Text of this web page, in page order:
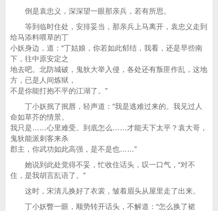
倒是袁忠义，深深望一眼那亲兵，若有所思。
等到临时住处，安排妥当，那亲兵上马离开，袁忠义走到
给马添料喂草的丁
小妖身边，道：“丁姑娘，你若如此郁结，我看，还是早些南
下，往中原安定之
地去吧。北防城破，鬼狄大举入侵，各处还有叛匪作乱，这地
方，已是人间炼狱，
不是你能打抱不平的江湖了。”
丁小妖抿了抿唇，轻声道：“我是逃难过来的。我见过人
命如草芥的情景。
我只是……心里难受。到底怎么……才能天下太平？袁大哥，
鬼狄能派刺客来杀
郡主，你武功如此高强，是不是也……”
她说到此处觉得不妥，忙收住话头，叹一口气，“对不
住，是我胡言乱语了。”
这时，宋清儿换好了衣裳，皱着眉头从屋里走了出来。
丁小妖瞥一眼，顺势转开话头，不解道：“怎么换了裙